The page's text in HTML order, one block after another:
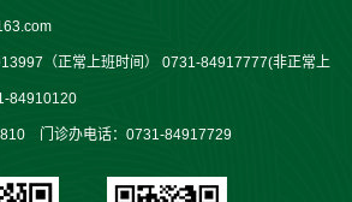
（正常上班时间） 0731-84917777(非正常上
84910120
门诊办电话：0731-84917729